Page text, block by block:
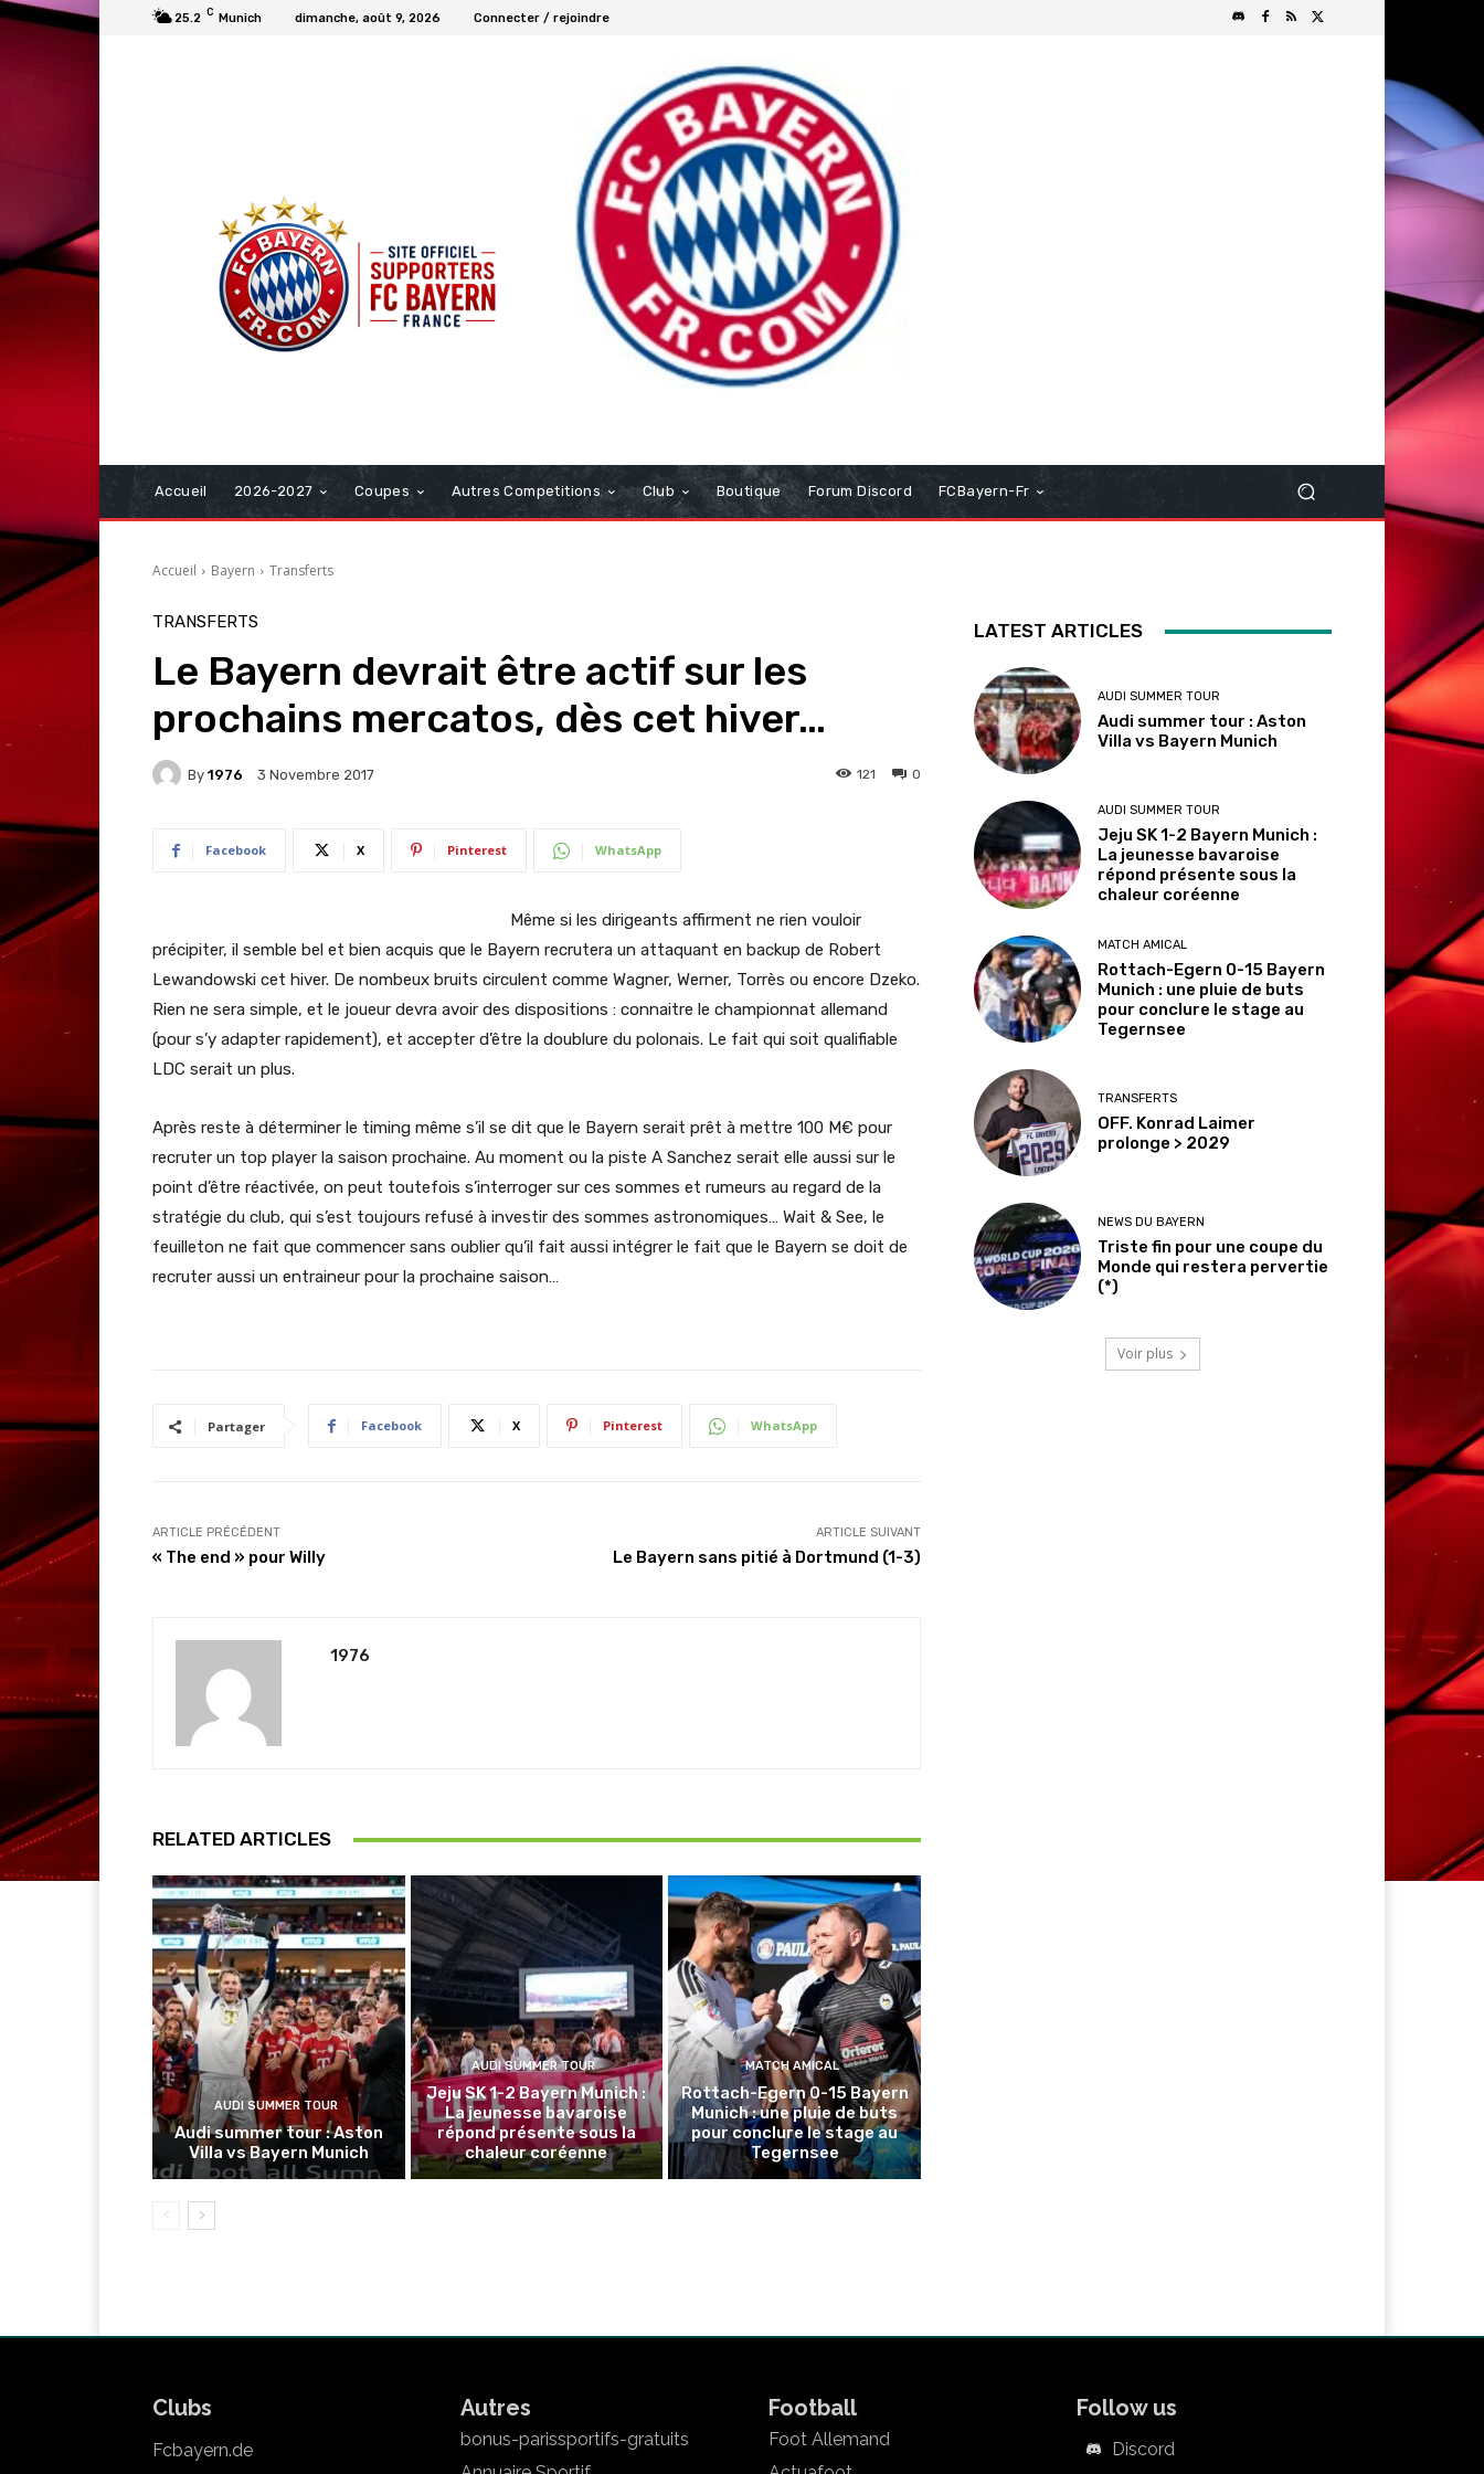
25.2 C Munich dimanche, août 9, 2026 Connecter / rejoindre
Accueil 2026-2027 Coupes Autres Competitions Club Boutique Forum Discord FCBayern-Fr
Accueil Bayern Transferts
TRANSFERTS
Le Bayern devrait être actif sur les
prochains mercatos, dès cet hiver…
By 1976 3 Novembre 2017 0
121
Facebook X Pinterest WhatsApp
Même si les dirigeants affirment ne rien vouloir
précipiter, il semble bel et bien acquis que le Bayern recrutera un attaquant en backup de Robert
Lewandowski cet hiver. De nombeux bruits circulent comme Wagner, Werner, Torrès ou encore Dzeko.
Rien ne sera simple, et le joueur devra avoir des dispositions : connaitre le championnat allemand
(pour s’y adapter rapidement), et accepter d’être la doublure du polonais. Le fait qui soit qualifiable
LDC serait un plus.
Après reste à déterminer le timing même s’il se dit que le Bayern serait prêt à mettre 100 M€ pour
recruter un top player la saison prochaine. Au moment ou la piste A Sanchez serait elle aussi sur le
point d’être réactivée, on peut toutefois s’interroger sur ces sommes et rumeurs au regard de la
stratégie du club, qui s’est toujours refusé à investir des sommes astronomiques… Wait & See, le
feuilleton ne fait que commencer sans oublier qu’il fait aussi intégrer le fait que le Bayern se doit de
recruter aussi un entraineur pour la prochaine saison…
Partager Facebook X Pinterest WhatsApp
ARTICLE PRÉCÉDENT
« The end » pour Willy
ARTICLE SUIVANT
Le Bayern sans pitié à Dortmund (1-3)
1976
RELATED ARTICLES
AUDI SUMMER TOUR
Audi summer tour : Aston
Villa vs Bayern Munich
AUDI SUMMER TOUR
Jeju SK 1-2 Bayern Munich :
La jeunesse bavaroise
répond présente sous la
chaleur coréenne
MATCH AMICAL
Rottach-Egern 0-15 Bayern
Munich : une pluie de buts
pour conclure le stage au
Tegernsee
LATEST ARTICLES
AUDI SUMMER TOUR
Audi summer tour : Aston
Villa vs Bayern Munich
AUDI SUMMER TOUR
Jeju SK 1-2 Bayern Munich :
La jeunesse bavaroise
répond présente sous la
chaleur coréenne
MATCH AMICAL
Rottach-Egern 0-15 Bayern
Munich : une pluie de buts
pour conclure le stage au
Tegernsee
TRANSFERTS
OFF. Konrad Laimer
prolonge > 2029
NEWS DU BAYERN
Triste fin pour une coupe du
Monde qui restera pervertie
(*)
Voir plus
Clubs
Fcbayern.de
Autres
bonus-parissportifs-gratuits
Football
Foot Allemand
Follow us
Discord